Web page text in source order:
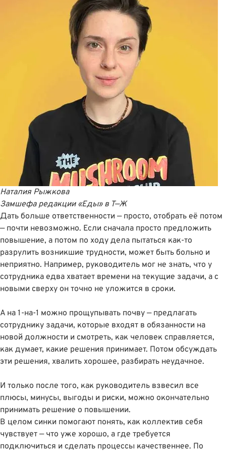
Наталия Рыжкова
Замшефа редакции «Еды»в Т—Ж
Дать больше ответственности — просто, отобрать её потом
— почти невозможно. Если сначала просто предложить
повышение, а потом по ходу дела пытаться как-то
разрулить возникшие трудности, может быть больно и
неприятно. Например, руководитель мог не знать, что у
сотрудника едва хватает времени на текущие задачи, а с
новыми сверху он точно не уложится в сроки.
А на 1-на-1 можно прощупывать почву — предлагать
сотруднику задачи, которые входят в обязанности на
новой должности и смотреть, как человек справляется,
как думает, какие решения принимает. Потом обсуждать
эти решения, хвалить хорошее, разбирать неудачное.
И только после того, как руководитель взвесил все
плюсы, минусы, выгоды и риски, можно окончательно
принимать решение о повышении.
В целом синки помогают понять, как коллектив себя
чувствует — что уже хорошо, а где требуется
подключиться и сделать процессы качественнее. По